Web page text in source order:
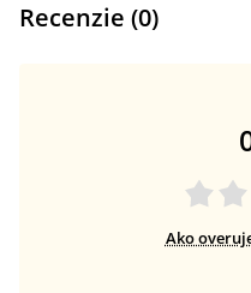
Recenzie (0)
Ako